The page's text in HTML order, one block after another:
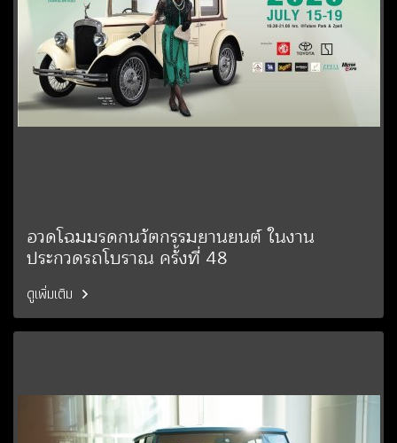
อวดโฉมมรดกนวัตกรรมยานยนต์ ในงาน
ประกวดรถโบราณ ครั้งที่ 48
ดูเพิ่มเติม